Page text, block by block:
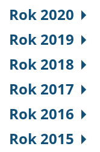
Rok 2020
Rok 2019
Rok 2018
Rok 2017
Rok 2016
Rok 2015